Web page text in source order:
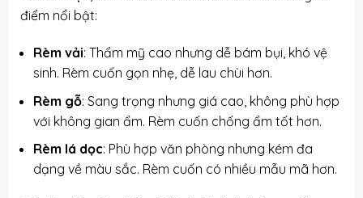
điểm nổi bật:
Rèm vải: Thẩm mỹ cao nhưng dễ bám bụi, khó vệ
sinh. Rèm cuốn gọn nhẹ, dễ lau chùi hơn.
Rèm gỗ: Sang trọng nhưng giá cao, không phù hợp
với không gian ẩm. Rèm cuốn chống ẩm tốt hơn.
Rèm lá dọc: Phù hợp văn phòng nhưng kém đa
dạng về màu sắc. Rèm cuốn có nhiều mẫu mã hơn.